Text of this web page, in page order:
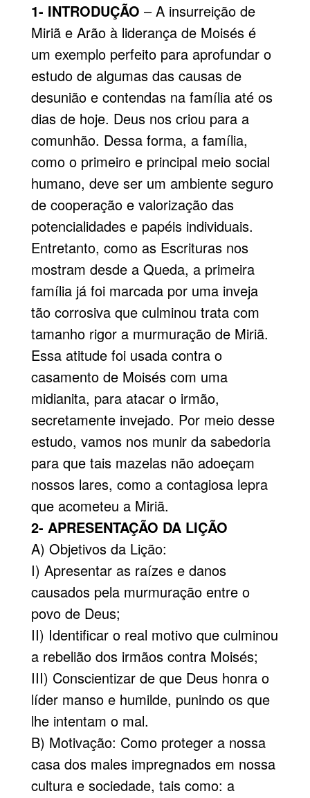
1- INTRODUÇÃO – A insurreição de
Miriã e Arão à liderança de Moisés é
um exemplo perfeito para aprofundar o
estudo de algumas das causas de
desunião e contendas na família até os
dias de hoje. Deus nos criou para a
comunhão. Dessa forma, a família,
como o primeiro e principal meio social
humano, deve ser um ambiente seguro
de cooperação e valorização das
potencialidades e papéis individuais.
Entretanto, como as Escrituras nos
mostram desde a Queda, a primeira
família já foi marcada por uma inveja
tão corrosiva que culminou trata com
tamanho rigor a murmuração de Miriã.
Essa atitude foi usada contra o
casamento de Moisés com uma
midianita, para atacar o irmão,
secretamente invejado. Por meio desse
estudo, vamos nos munir da sabedoria
para que tais mazelas não adoeçam
nossos lares, como a contagiosa lepra
que acometeu a Miriã.
2- APRESENTAÇÃO DA LIÇÃO
A) Objetivos da Lição:
I) Apresentar as raízes e danos
causados pela murmuração entre o
povo de Deus;
II) Identificar o real motivo que culminou
a rebelião dos irmãos contra Moisés;
III) Conscientizar de que Deus honra o
líder manso e humilde, punindo os que
lhe intentam o mal.
B) Motivação: Como proteger a nossa
casa dos males impregnados em nossa
cultura e sociedade, tais como: a